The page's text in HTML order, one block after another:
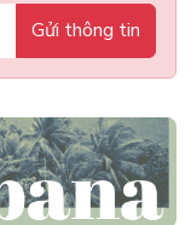
Gửi thông tin